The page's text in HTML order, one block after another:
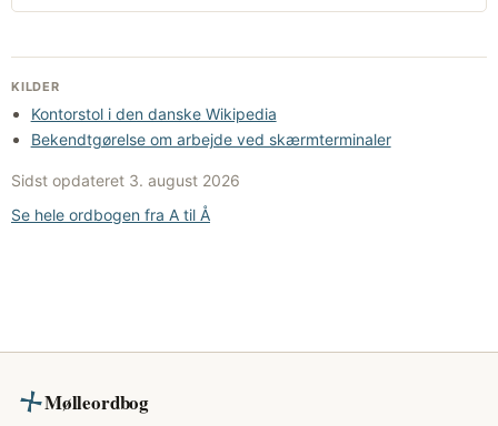
KILDER
Kontorstol i den danske Wikipedia
Bekendtgørelse om arbejde ved skærmterminaler
Sidst opdateret 3. august 2026
Se hele ordbogen fra A til Å
Mølleordbog